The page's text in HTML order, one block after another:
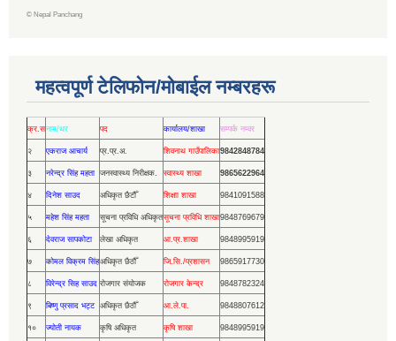
© Nepal Panchang
महत्वपूर्ण टेलिफोन/मोबाईल नम्बरहरू
क्र.सनाम/थर पद कार्यालय/शाखा सम्पर्क नम्वर
२ एकराज आचार्य प्र.प्र.अ. शिवनाथ गाउँपालिका9842848784
३ नरेन्द्र सिंह महता जनस्वास्थ्य निरीक्षक. स्वास्थ्य शाखा 9865622964
४ दिनेश साउद अधिकृत छैटौँ शिक्षाा शाखा 9841091588
५ महेश सिंह महता सूचना प्रविधि अधिकृतसूचना प्रविधि शाखा9848769679
६ देवराज सापकोटा लेखा अधिकृत आ.प्र.शाखा 9848995919
७ कोमल विक्रम सिंहअधिकृत छैठौँ जि.सि./प्रशासन 9865917730
८ विरेन्द्र सिह साउद रोजगार संयोजक रोजगार केन्द्र 9848782324
९ बिष्णु प्रसाद भट्ट अधिकृत छैठौँ आ.ले.पा. 9848807612
१० ज्योती नायक कृषि अधिकृत कृषि शाखा 9848995919